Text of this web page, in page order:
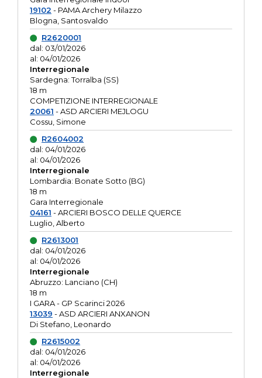
19102 - PAMA Archery Milazzo
Blogna, Santosvaldo
R2620001
dal: 03/01/2026
al: 04/01/2026
Interregionale
Sardegna: Torralba (SS)
18 m
COMPETIZIONE INTERREGIONALE
20061 - ASD ARCIERI MEJLOGU
Cossu, Simone
R2604002
dal: 04/01/2026
al: 04/01/2026
Interregionale
Lombardia: Bonate Sotto (BG)
18 m
Gara Interregionale
04161 - ARCIERI BOSCO DELLE QUERCE
Luglio, Alberto
R2613001
dal: 04/01/2026
al: 04/01/2026
Interregionale
Abruzzo: Lanciano (CH)
18 m
I GARA - GP Scarinci 2026
13039 - ASD ARCIERI ANXANON
Di Stefano, Leonardo
R2615002
dal: 04/01/2026
al: 04/01/2026
Interregionale